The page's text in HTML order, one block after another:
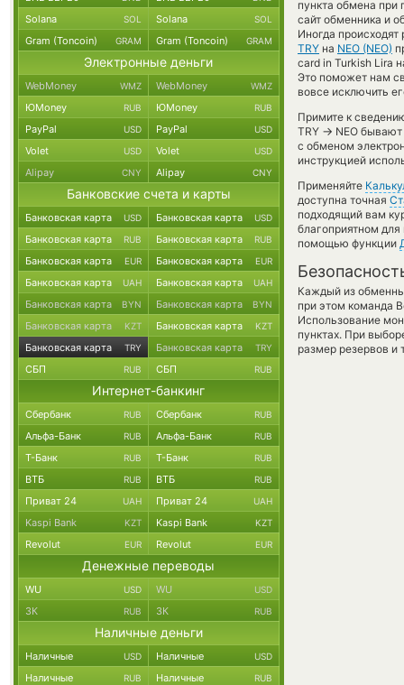
пункта обмена
сайт обменника и
Иногда
TRY на NEO (NEO)
card in Turkish Lira
Это поможет нам
вовсе исключить
Примите к
TRY → NEO
с обменом
инструкцией
Применяйте
доступна точная
подходящий вам
благоприятном для
помощью функции
Каждый из
при этом команда
Использование
пунктах. При
размер резервов и
Solana SOL Solana SOL
Gram (Toncoin) GRAM Gram (Toncoin) GRAM
Электронные деньги
WebMoney WMZ WebMoney WMZ
ЮMoney RUB ЮMoney RUB
PayPal USD PayPal USD
Volet USD Volet USD
Alipay CNY Alipay CNY
Банковские счета и карты
Банковская карта USD Банковская карта USD
Банковская карта RUB Банковская карта RUB
Банковская карта EUR Банковская карта EUR
Банковская карта UAH Банковская карта UAH
Банковская карта BYN Банковская карта BYN
Банковская карта KZT Банковская карта KZT
Банковская карта TRY Банковская карта TRY
СБП RUB СБП RUB
Интернет-банкинг
Сбербанк RUB Сбербанк RUB
Альфа-Банк RUB Альфа-Банк RUB
Т-Банк RUB Т-Банк RUB
ВТБ RUB ВТБ RUB
Приват 24 UAH Приват 24 UAH
Kaspi Bank KZT Kaspi Bank KZT
Revolut EUR Revolut EUR
Денежные переводы
WU USD WU USD
ЗК RUB ЗК RUB
Наличные деньги
Наличные USD Наличные USD
Наличные RUB Наличные RUB